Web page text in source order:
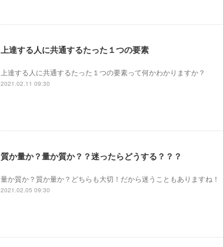
上達する人に共通するたった１つの要素
上達する人に共通するたった１つの要素って何かわかりますか？
2021.02.11 09:30
質か量か？量か質か？？迷ったらどうする？？？
量か質か？ 質か量か？ どちらも大切！だから迷うこともありますね！
2021.02.05 09:30